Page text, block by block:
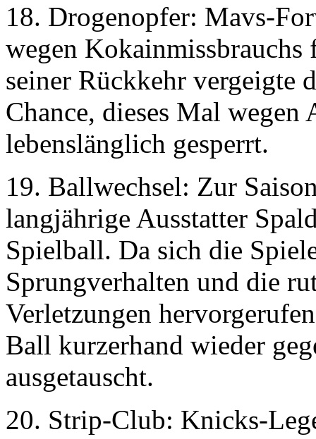
18. Drogenopfer: Mavs-
wegen Kokainmissbrauchs
seiner Rückkehr vergeigte
Chance, dieses Mal
lebenslänglich gesperrt.
19. Ballwechsel: Zur
langjährige Ausstatter
Spielball. Da sich die
Sprungverhalten und die
Verletzungen
Ball kurzerhand wieder
ausgetauscht.
20. Strip-Club: Knicks-